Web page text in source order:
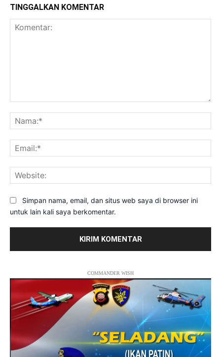
TINGGALKAN KOMENTAR
Simpan nama, email, dan situs web saya di browser ini
untuk lain kali saya berkomentar.
COMMANDER WISH